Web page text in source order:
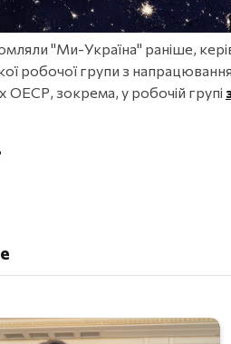
"Ми-Україна" раніше,
робочої групи з
ОЕСР, зокрема, у робочій групі